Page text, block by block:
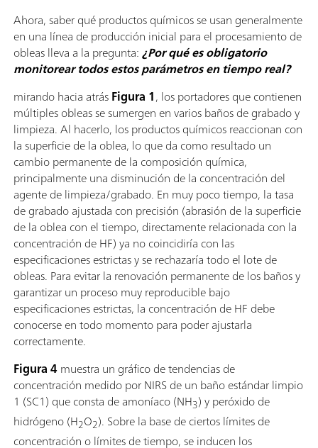
Ahora, saber qué productos químicos se usan generalmente
en una línea de producción inicial para el procesamiento de
obleas lleva a la pregunta:¿Por qué es obligatorio
monitorear todos estos parámetros en tiempo real?
mirando hacia atrásFigura 1, los portadores que contienen
múltiples obleas se sumergen en varios baños de grabado y
limpieza. Al hacerlo, los productos químicos reaccionan con
la superficie de la oblea, lo que da como resultado un
cambio permanente de la composición química,
principalmente una disminución de la concentración del
agente de limpieza/grabado. En muy poco tiempo, la tasa
de grabado ajustada con precisión (abrasión de la superficie
de la oblea con el tiempo, directamente relacionada con la
concentración de HF) ya no coincidiría con las
especificaciones estrictas y se rechazaría todo el lote de
obleas. Para evitar la renovación permanente de los baños y
garantizar un proceso muy reproducible bajo
especificaciones estrictas, la concentración de HF debe
conocerse en todo momento para poder ajustarla
correctamente.
Figura 4muestra un gráfico de tendencias de
concentración medido por NIRS de un baño estándar limpio
1 (SC1) que consta de amoníaco (NH3) y peróxido de
hidrógeno (H2O2). Sobre la base de ciertos límites de
concentración o límites de tiempo, se inducen los